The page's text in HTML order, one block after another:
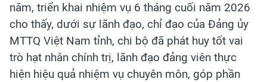
năm, triển khai nhiệm vụ 6 tháng cuối năm 2026
cho thấy, dưới sự lãnh đạo, chỉ đạo của Đảng ủy
MTTQ Việt Nam tỉnh, chi bộ đã phát huy tốt vai
trò hạt nhân chính trị, lãnh đạo đảng viên thực
hiện hiệu quả nhiệm vụ chuyên môn, góp phần